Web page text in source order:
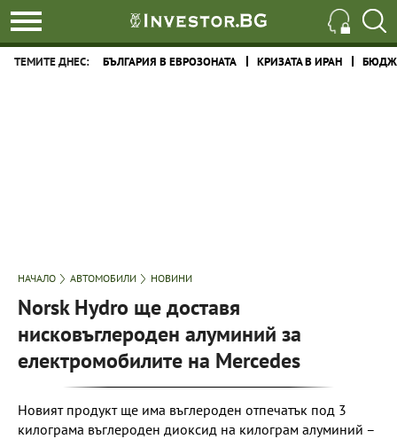
ТЕМИТЕ ДНЕС: БЪЛГАРИЯ В ЕВРОЗОНАТА КРИЗАТА В ИРАН
НАЧАЛО АВТОМОБИЛИ НОВИНИ
Norsk Hydro ще доставя
нисковъглероден алуминий за
електромобилите на Mercedes
Новият продукт ще има въглероден отпечатък под 3
килограма въглероден диоксид на килограм алуминий –